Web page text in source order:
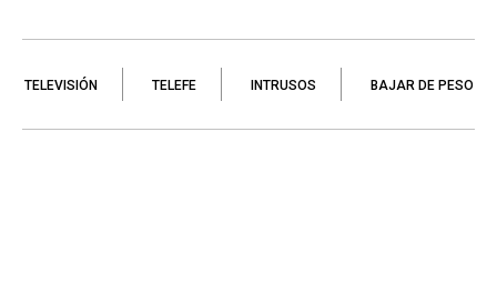
TELEVISIÓN TELEFE INTRUSOS BAJAR DE PESO